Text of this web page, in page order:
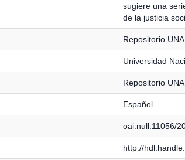
sugiere una
de la justicia
Repositorio UNA
Universidad
Repositorio UNA
Español
oai:null:11056/
http://